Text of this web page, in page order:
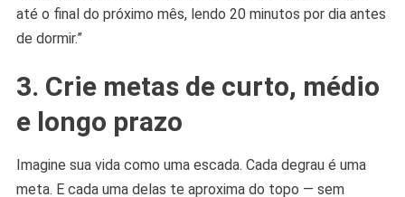
até o final do próximo mês, lendo 20 minutos por dia antes
de dormir.”
3. Crie metas de curto, médio
e longo prazo
Imagine sua vida como uma escada. Cada degrau é uma
meta. E cada uma delas te aproxima do topo — sem